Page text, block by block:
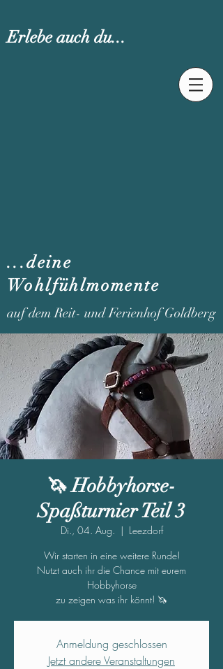
Erlebe auch du...
...deine
Wohlfühlmomente
auf dem Reit- und Ferienhof Goldberg
🦄 Hobbyhorse-
Spaßturnier Teil 3
Di., 04. Aug.
  |
Leezdorf
Wir starten in eine weitere Runde!
Nutzt auch ihr die Chance mit eurem
Hobbyhorse
zu zeigen was ihr könnt! 🦄
Anmeldung geschlossen
Jetzt andere Veranstaltungen